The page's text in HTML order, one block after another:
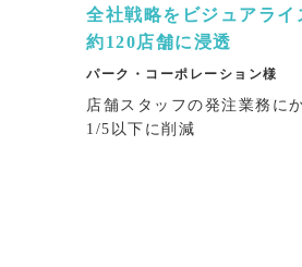
全社戦略をビジュアライ
約120店舗に浸透
パーク・コーポレーション様
店舗スタッフの発注業務に
1/5以下に削減